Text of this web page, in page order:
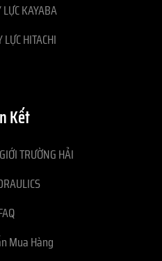
KAYABA
HITACHI
Kết
TRƯỜNG HẢI
Mua Hàng